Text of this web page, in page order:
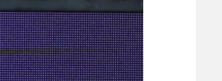
רשיון להקרנה פומבית לבית עסק
הצטרפות לחבילת הערוצים
לוח דרושים – ג'ובנט
תגיות